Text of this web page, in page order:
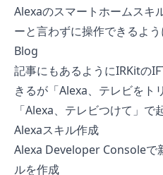
Alexaのスマートホームスキ
ーと言わずに操作できるよ
Blog
記事にもあるようにIRKitの
きるが「Alexa、テレビをト
「Alexa、テレビつけて」で
Alexaスキル作成
Alexa Developer Consoleで
ルを作成